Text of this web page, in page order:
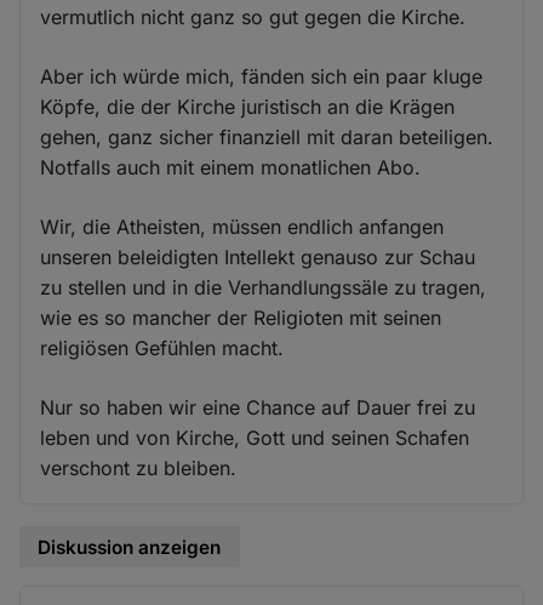
vermutlich nicht ganz so gut gegen die Kirche.
Aber ich würde mich, fänden sich ein paar kluge
Köpfe, die der Kirche juristisch an die Krägen
gehen, ganz sicher finanziell mit daran beteiligen.
Notfalls auch mit einem monatlichen Abo.
Wir, die Atheisten, müssen endlich anfangen
unseren beleidigten Intellekt genauso zur Schau
zu stellen und in die Verhandlungssäle zu tragen,
wie es so mancher der Religioten mit seinen
religiösen Gefühlen macht.
Nur so haben wir eine Chance auf Dauer frei zu
leben und von Kirche, Gott und seinen Schafen
verschont zu bleiben.
Diskussion anzeigen